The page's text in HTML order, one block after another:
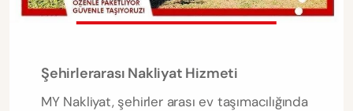
Şehirlerarası Nakliyat Hizmeti
MY Nakliyat, şehirler arası ev taşımacılığında